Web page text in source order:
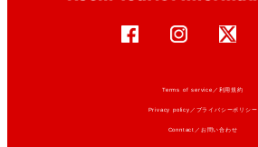
Terms of service／利用規約
Privacy policy／プライバシーポリシー
Conntact／お問い合わせ